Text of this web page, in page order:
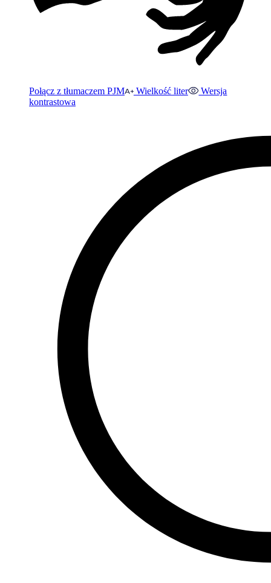
Połącz z tłumaczem PJM Wielkość liter
Wersja
kontrastowa